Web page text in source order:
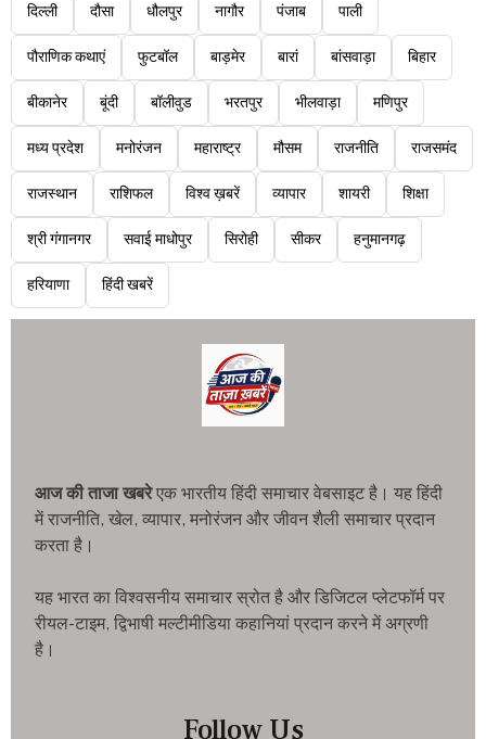
दिल्ली दौसा धौलपुर नागौर पंजाब पाली
पौराणिक कथाएं फुटबॉल बाड़मेर बारां बांसवाड़ा बिहार
बीकानेर बूंदी बॉलीवुड भरतपुर भीलवाड़ा मणिपुर
मध्य प्रदेश मनोरंजन महाराष्ट्र मौसम राजनीति राजसमंद
राजस्थान राशिफल विश्व ख़बरें व्यापार शायरी शिक्षा
श्री गंगानगर सवाई माधोपुर सिरोही सीकर हनुमानगढ़
हरियाणा हिंदी खबरें
आज की ताजा खबरेएक भारतीय हिंदी समाचार वेबसाइट है। यह हिंदी
में राजनीति, खेल, व्यापार, मनोरंजन और जीवन शैली समाचार प्रदान
करता है।
यह भारत का विश्वसनीय समाचार स्रोत है और डिजिटल प्लेटफॉर्म पर
रीयल-टाइम, द्विभाषी मल्टीमीडिया कहानियां प्रदान करने में अग्रणी
है।
Follow Us